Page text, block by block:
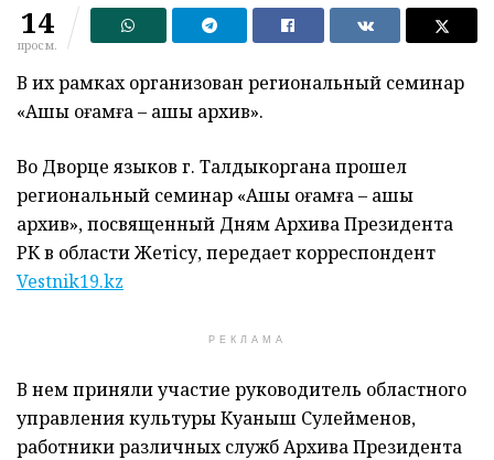
14
просм.
В их рамках организован региональный семинар
«Ашық қоғамға – ашық архив».
Во Дворце языков г. Талдыкоргана прошел
региональный семинар «Ашық қоғамға – ашық
архив», посвященный Дням Архива Президента
РК в области Жетісу, передает корреспондент
Vestnik19.kz
РЕКЛАМА
В нем приняли участие руководитель областного
управления культуры Куаныш Сулейменов,
работники различных служб Архива Президента